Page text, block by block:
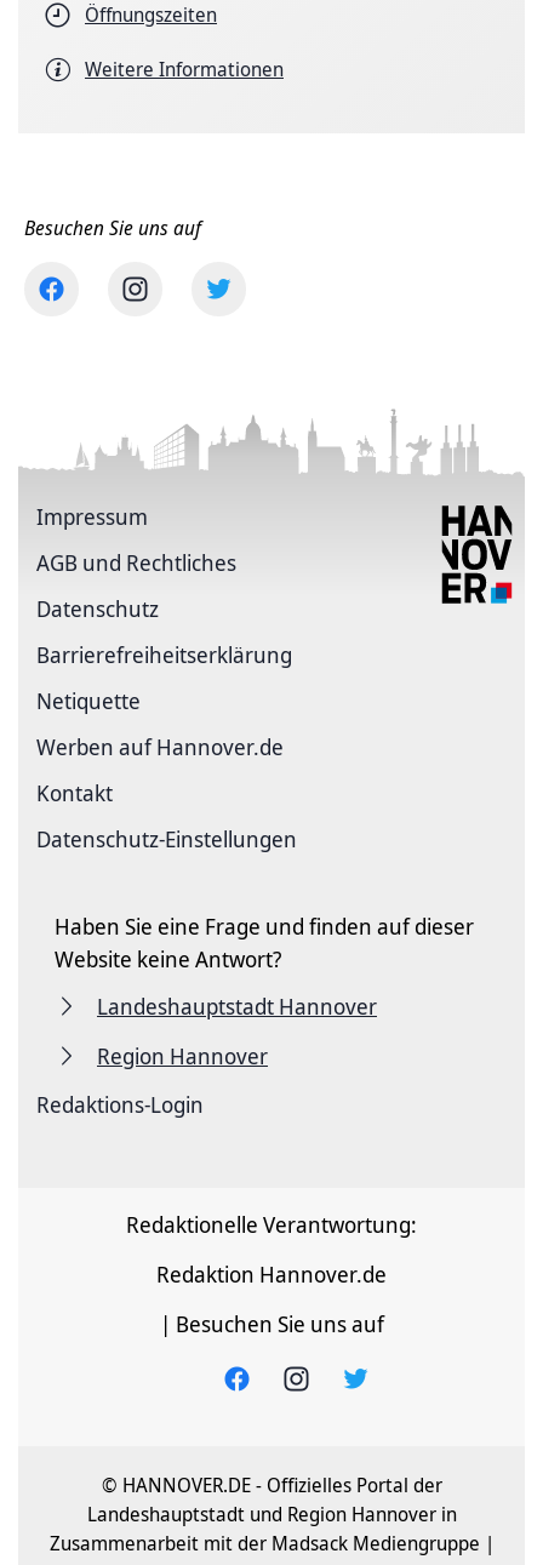
Öffnungszeiten
Weitere Informationen
Besuchen Sie uns auf
Impressum
AGB und Rechtliches
Datenschutz
Barriere­freiheits­erklärung
Netiquette
Werben auf Hannover.de
Kontakt
Datenschutz-Einstellungen
Haben Sie eine Frage und finden auf dieser
Website keine Antwort?
Landeshauptstadt Hannover
Region Hannover
Redaktions-Login
Redaktionelle Verantwortung:
Redaktion Hannover.de
| Besuchen Sie uns auf
© HANNOVER.DE - Offizielles Portal der
Landeshauptstadt und Region Hannover in
Zusammenarbeit mit der Madsack Mediengruppe |